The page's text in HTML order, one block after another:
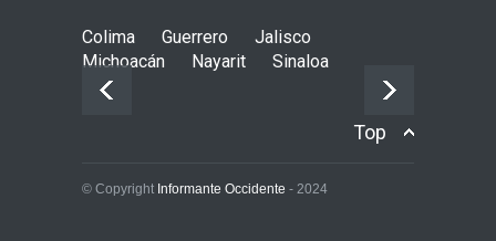
Colima Guerrero
Jalisco
Michoacán
Nayarit Sinaloa
Top
© Copyright Informante Occidente - 2024